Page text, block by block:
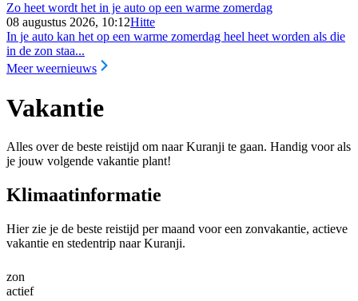
Zo heet wordt het in je auto op een warme zomerdag
08 augustus 2026, 10:12Hitte
In je auto kan het op een warme zomerdag heel heet worden als die
in de zon staa...
Meer weernieuws
Vakantie
Alles over de beste reistijd om naar Kuranji te gaan. Handig voor als
je jouw volgende vakantie plant!
Klimaatinformatie
Hier zie je de beste reistijd per maand voor een zonvakantie, actieve
vakantie en stedentrip naar Kuranji.
zon
actief